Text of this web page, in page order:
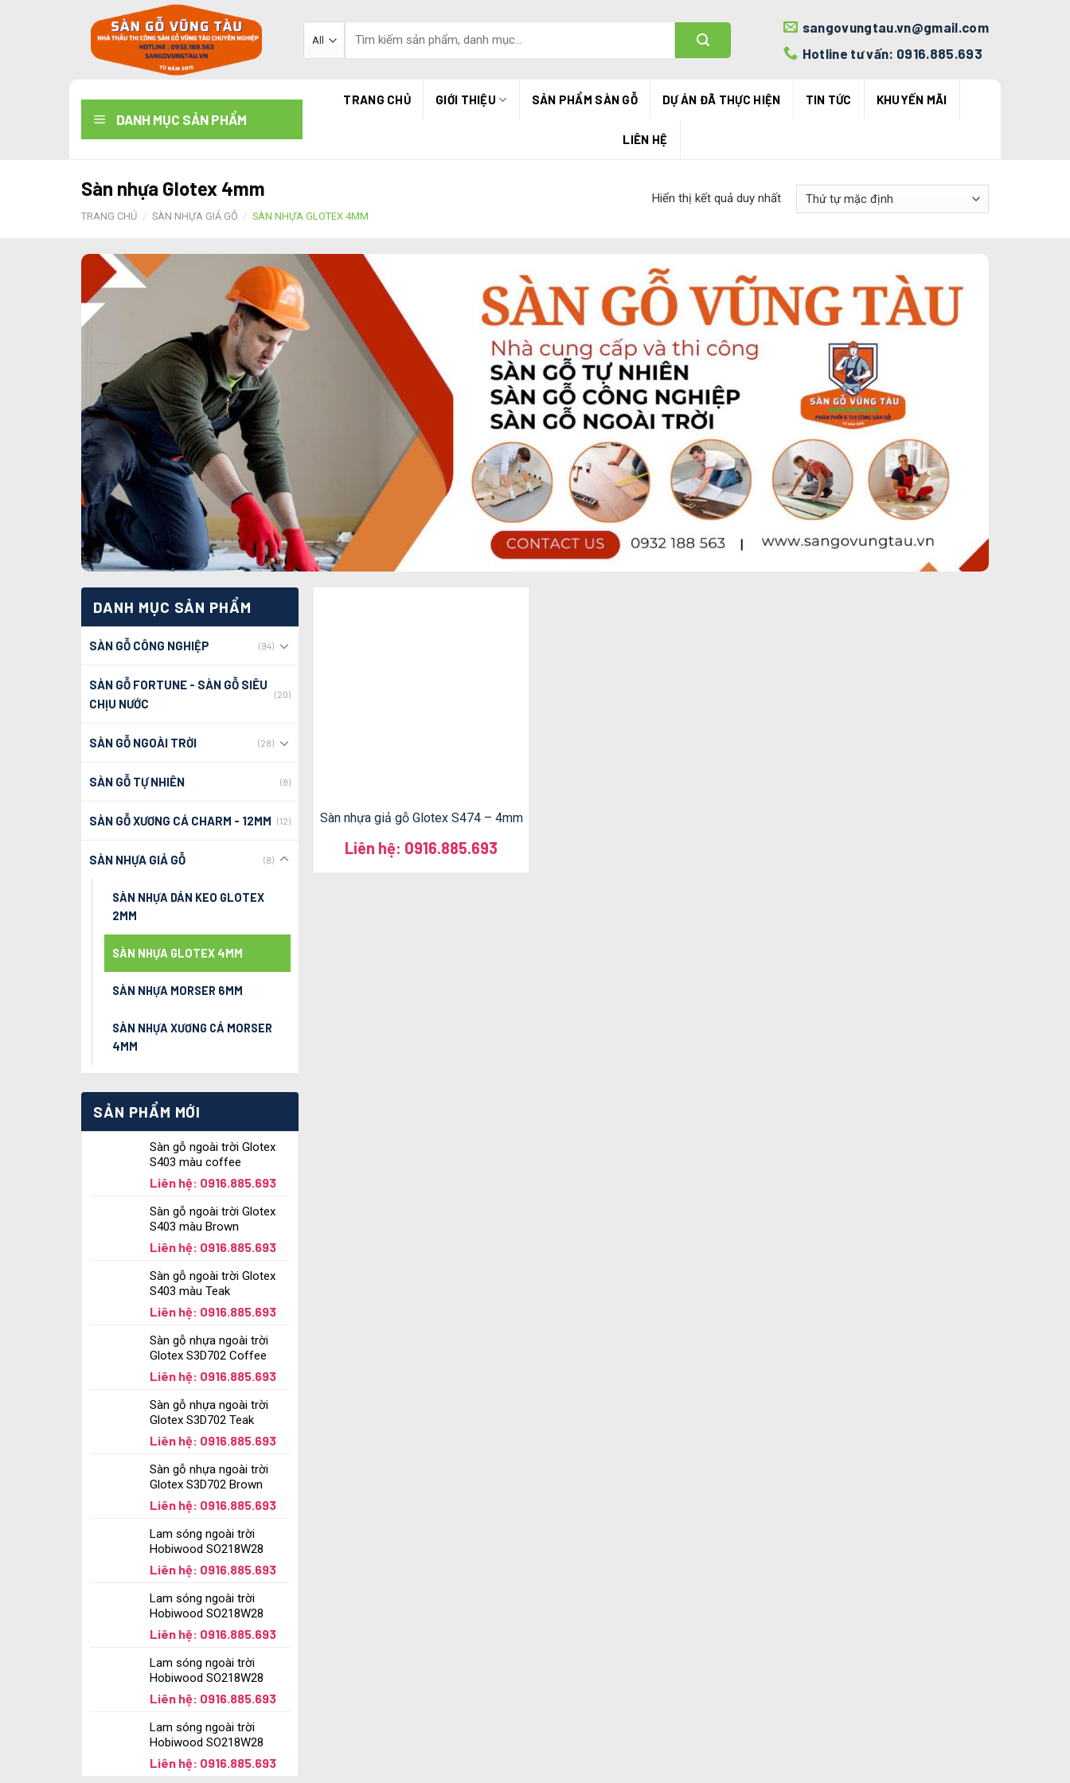
kiếm:
sangovungtau.vn@gmail.com
Hotline tư vấn: 0916.885.693
DANH MỤC SẢN PHẨM
TRANG CHỦ GIỚI THIỆU SẢN PHẨM SÀN GỖ DỰ ÁN ĐÃ THỰC HIỆN TIN TỨC KHUYẾN MÃI
LIÊN HỆ
Sàn nhựa Glotex 4mm
TRANG CHỦ / SÀN NHỰA GIẢ GỖ / SÀN NHỰA GLOTEX 4MM
Hiển thị kết quả duy nhất
DANH MỤC SẢN PHẨM
SÀN GỖ CÔNG NGHIỆP (94)
SÀN GỖ FORTUNE - SÀN GỖ SIÊU
CHỊU NƯỚC
(20)
SÀN GỖ NGOÀI TRỜI (28)
SÀN GỖ TỰ NHIÊN (8)
SÀN GỖ XƯƠNG CÁ CHARM - 12MM (12)
SÀN NHỰA GIẢ GỖ (8)
SÀN NHỰA DÁN KEO GLOTEX
2MM
SÀN NHỰA GLOTEX 4MM
SÀN NHỰA MORSER 6MM
SÀN NHỰA XƯƠNG CÁ MORSER
4MM
SẢN PHẨM MỚI
Sàn gỗ ngoài trời Glotex
S403 màu coffee
Liên hệ: 0916.885.693
Sàn gỗ ngoài trời Glotex
S403 màu Brown
Liên hệ: 0916.885.693
Sàn gỗ ngoài trời Glotex
S403 màu Teak
Liên hệ: 0916.885.693
Sàn gỗ nhựa ngoài trời
Glotex S3D702 Coffee
Liên hệ: 0916.885.693
Sàn gỗ nhựa ngoài trời
Glotex S3D702 Teak
Liên hệ: 0916.885.693
Sàn gỗ nhựa ngoài trời
Glotex S3D702 Brown
Liên hệ: 0916.885.693
Lam sóng ngoài trời
Hobiwood SO218W28
Liên hệ: 0916.885.693
Lam sóng ngoài trời
Hobiwood SO218W28
Liên hệ: 0916.885.693
Lam sóng ngoài trời
Hobiwood SO218W28
Liên hệ: 0916.885.693
Lam sóng ngoài trời
Hobiwood SO218W28
Liên hệ: 0916.885.693
Sàn nhựa giả gỗ Glotex S474 – 4mm
Liên hệ: 0916.885.693